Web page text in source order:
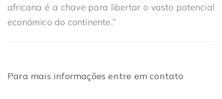
africana é a chave para libertar o vasto potencial
económico do continente.”
Para mais informações entre em contato